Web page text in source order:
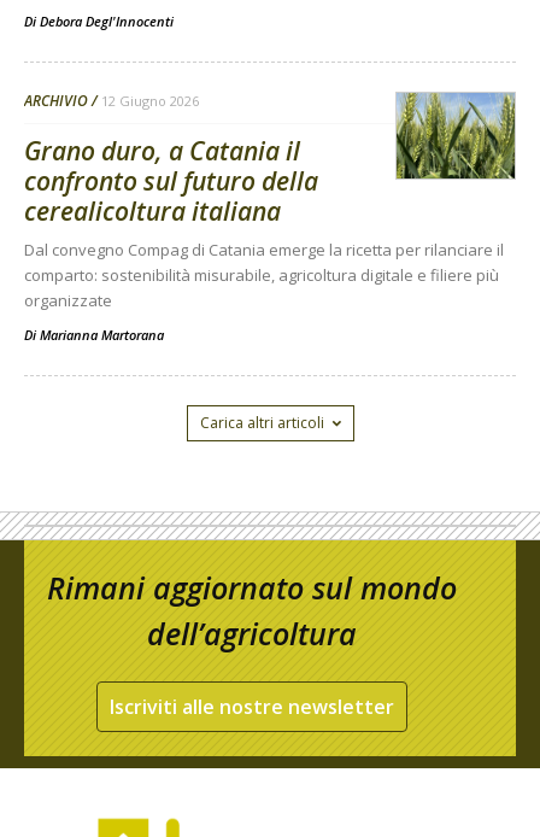
Di Debora Degl'Innocenti
ARCHIVIO 12 Giugno 2026
Grano duro, a Catania il
confronto sul futuro della
cerealicoltura italiana
Dal convegno Compag di Catania emerge la ricetta per rilanciare il
comparto: sostenibilità misurabile, agricoltura digitale e filiere più
organizzate
Di Marianna Martorana
Carica altri articoli
Rimani aggiornato sul mondo
dell’agricoltura
Iscriviti alle nostre newsletter